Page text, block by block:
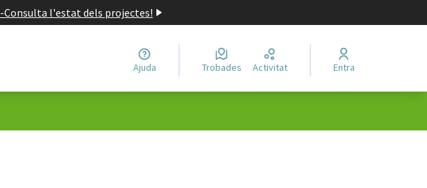
-Consulta l'estat dels projectes!
Ajuda Trobades Activitat Entra